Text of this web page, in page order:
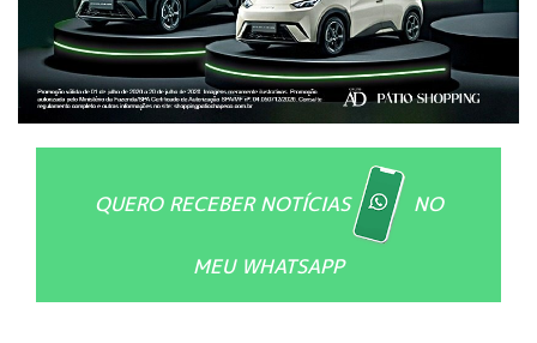
QUERO RECEBER NOTÍCIAS NO
MEU WHATSAPP